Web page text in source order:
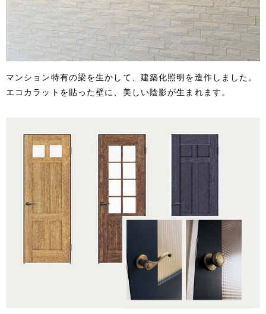
マンション特有の梁を生かして、建築化照明を造作しました。
エコカラットを貼った壁に、美しい陰影が生まれます。